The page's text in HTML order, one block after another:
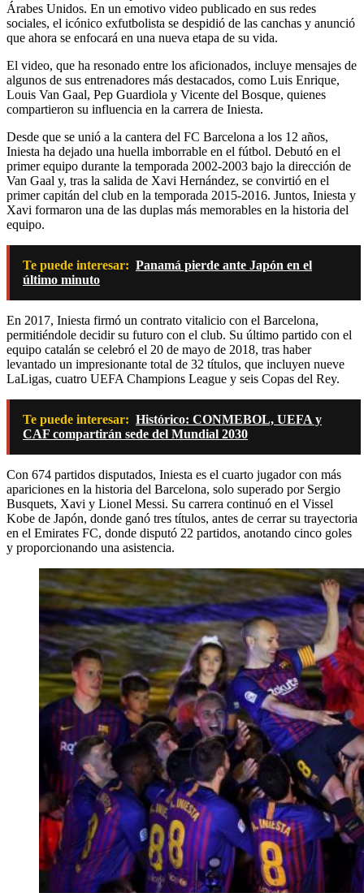
Árabes Unidos. En un emotivo video publicado en sus redes
sociales, el icónico exfutbolista se despidió de las canchas y anunció
que ahora se enfocará en una nueva etapa de su vida.
El video, que ha resonado entre los aficionados, incluye mensajes de
algunos de sus entrenadores más destacados, como Luis Enrique,
Louis Van Gaal, Pep Guardiola y Vicente del Bosque, quienes
compartieron su influencia en la carrera de Iniesta.
Desde que se unió a la cantera del FC Barcelona a los 12 años,
Iniesta ha dejado una huella imborrable en el fútbol. Debutó en el
primer equipo durante la temporada 2002-2003 bajo la dirección de
Van Gaal y, tras la salida de Xavi Hernández, se convirtió en el
primer capitán del club en la temporada 2015-2016. Juntos, Iniesta y
Xavi formaron una de las duplas más memorables en la historia del
equipo.
Te puede interesar: Panamá pierde ante Japón en el
último minuto
En 2017, Iniesta firmó un contrato vitalicio con el Barcelona,
permitiéndole decidir su futuro con el club. Su último partido con el
equipo catalán se celebró el 20 de mayo de 2018, tras haber
levantado un impresionante total de 32 títulos, que incluyen nueve
LaLigas, cuatro UEFA Champions League y seis Copas del Rey.
Te puede interesar: Histórico: CONMEBOL, UEFA y
CAF compartirán sede del Mundial 2030
Con 674 partidos disputados, Iniesta es el cuarto jugador con más
apariciones en la historia del Barcelona, solo superado por Sergio
Busquets, Xavi y Lionel Messi. Su carrera continuó en el Vissel
Kobe de Japón, donde ganó tres títulos, antes de cerrar su trayectoria
en el Emirates FC, donde disputó 22 partidos, anotando cinco goles
y proporcionando una asistencia.